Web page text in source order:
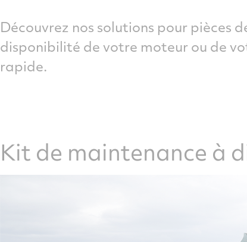
Découvrez nos solutions pour pièces
disponibilité de votre moteur ou de
rapide.
Kit de maintenance à